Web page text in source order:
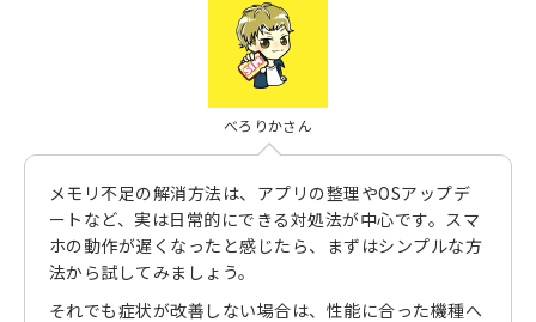
べろりかさん
メモリ不足の解消方法は、アプリの整理やOSアップデ
ートなど、実は日常的にできる対処法が中心です。スマ
ホの動作が遅くなったと感じたら、まずはシンプルな方
法から試してみましょう。
それでも症状が改善しない場合は、性能に合った機種へ